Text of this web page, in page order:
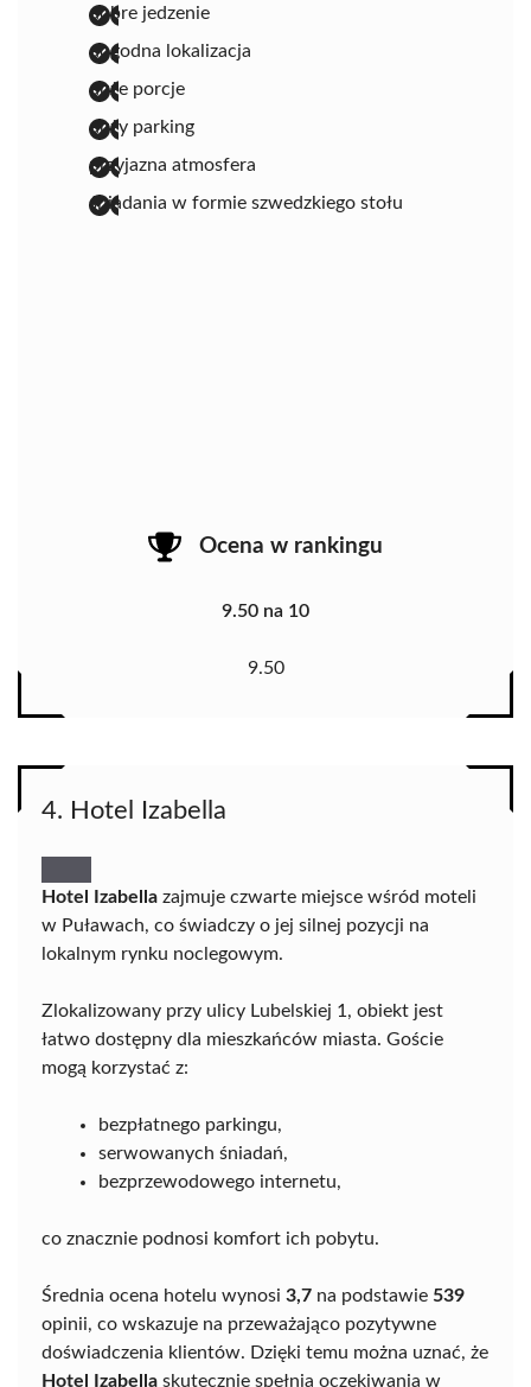
dobre jedzenie
dogodna lokalizacja
duże porcje
duży parking
przyjazna atmosfera
śniadania w formie szwedzkiego stołu
Ocena w rankingu
9.50 na 10
9.50
4. Hotel Izabella
Hotel Izabella zajmuje czwarte miejsce wśród moteli
w Puławach, co świadczy o jej silnej pozycji na
lokalnym rynku noclegowym.
Zlokalizowany przy ulicy Lubelskiej 1, obiekt jest
łatwo dostępny dla mieszkańców miasta. Goście
mogą korzystać z:
bezpłatnego parkingu,
serwowanych śniadań,
bezprzewodowego internetu,
co znacznie podnosi komfort ich pobytu.
Średnia ocena hotelu wynosi 3,7 na podstawie 539
opinii, co wskazuje na przeważająco pozytywne
doświadczenia klientów. Dzięki temu można uznać, że
Hotel Izabella skutecznie spełnia oczekiwania w